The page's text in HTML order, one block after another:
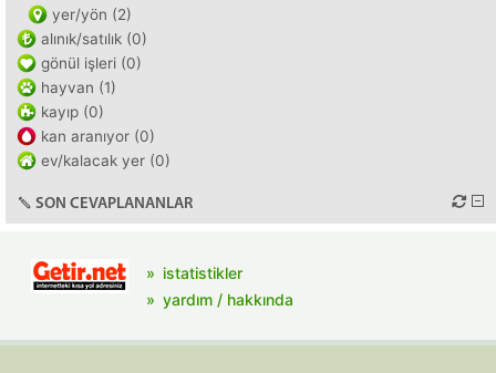
yer/yön (2)
alınık/satılık (0)
gönül işleri (0)
hayvan (1)
kayıp (0)
kan aranıyor (0)
ev/kalacak yer (0)
SON CEVAPLANANLAR
istatistikler
yardım / hakkında